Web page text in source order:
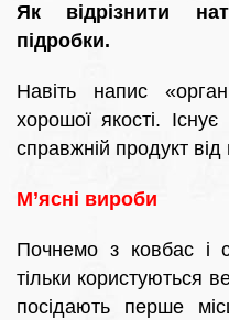
Як відрізнити
підробки.
Навіть напис
хорошої якості. Існує
справжній продукт від
М’ясні вироби
Почнемо з ковбас і
тільки користуються
посідають перше